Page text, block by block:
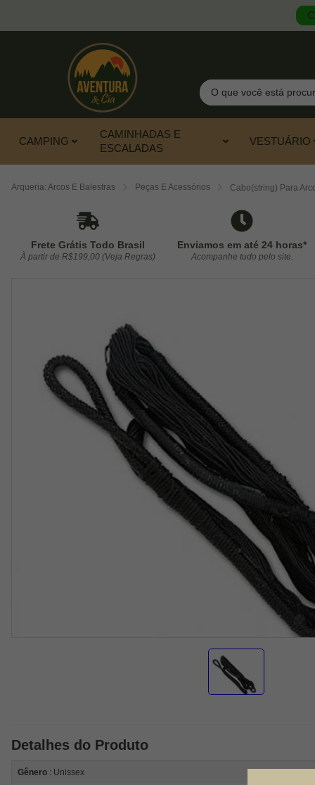
Pesquisar
CAMPING
CAMINHADAS E
ESCALADAS
VESTUÁRIO
Arqueria: Arcos E Balestras Peças E Acessórios Cabo(string) Para
Frete Grátis Todo Brasil
À partir de R$199,00 (Veja Regras)
Enviamos em até 24 horas*
Acompanhe tudo pelo site.
Detalhes do Produto
Gênero : Unissex